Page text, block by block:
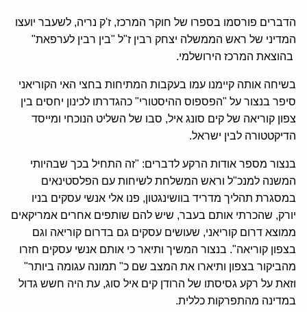
הדברים פורסמו בספרו של חוקר המרכז, ז'ק נריה, לשעבר יועצו
המדיני של ראש הממשלה יצחק רבין ז"ל "בין רבין לערפאת"
בהוצאת המרכז הירושלמי.
בשיחה אותה קיימנו עמו בעקבות המתיחות בחצי האי הקוריאני
סיפר בנצור על "הפספוס ההיסטורי" כהגדרתו לכינון יחסים בין
צפון קוריאה של קים סונג איל, סבו של השליט הנוכחי ומייסד
הדיקטטורה לבין ישראל.
בנצור מספר אודות הרקע לדברים: "זה התחיל בכך שבהיותי
המשנה למנכ"ל וראש המשלחת לשיחות עם הפלסטינאים
במסגרת תהליך מדריד בוושינגטון, פנו אלי אנשי עסקים בניו
יורק, שהכרתי אותם בעבר, שיש להם שותפים אחרים אמריקאים
ממוצא דרום קוריאני, שעושים עסקים גם בדרום קוריאה וגם
בצפון קוריאה". בנצור המשיך ותיאר כי אותם אנשי עסקים חזרו
מהביקור בצפון ותיארו את המצב שם כ" תמונה עגומה ביותר"
וזאת על רקע גסיסתו של הרודן קים איל סוג, עת היה חשש גדול
במדינה מהתפרקות כללית.